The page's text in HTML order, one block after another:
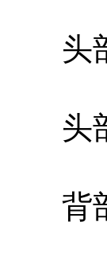
头部
头部
背部